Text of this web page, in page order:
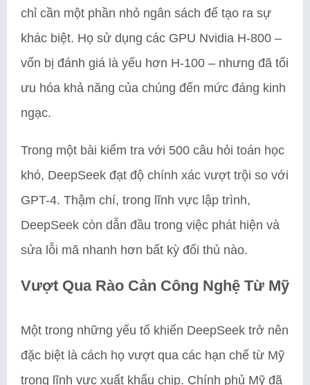
chỉ cần một phần nhỏ ngân sách để tạo ra sự
khác biệt. Họ sử dụng các GPU Nvidia H-800 –
vốn bị đánh giá là yếu hơn H-100 – nhưng đã tối
ưu hóa khả năng của chúng đến mức đáng kinh
ngạc.
Trong một bài kiểm tra với 500 câu hỏi toán học
khó, DeepSeek đạt độ chính xác vượt trội so với
GPT-4. Thậm chí, trong lĩnh vực lập trình,
DeepSeek còn dẫn đầu trong việc phát hiện và
sửa lỗi mã nhanh hơn bất kỳ đối thủ nào.
Vượt Qua Rào Cản Công Nghệ Từ Mỹ
Một trong những yếu tố khiến DeepSeek trở nên
đặc biệt là cách họ vượt qua các hạn chế từ Mỹ
trong lĩnh vực xuất khẩu chip. Chính phủ Mỹ đã